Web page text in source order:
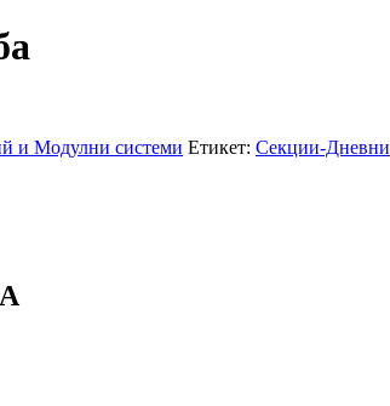
и Модулни системи Етикет: Секции-Дневни